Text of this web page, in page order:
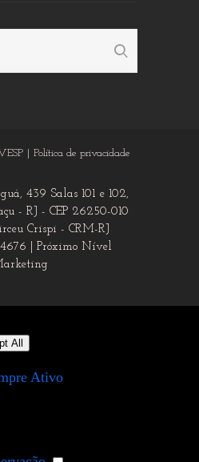
Política de privacidade
439 Salas 101 e 102,
- RJ - CEP 26250-010
Crispi - CRM-RJ
| Próximo Nível
All
Ativo